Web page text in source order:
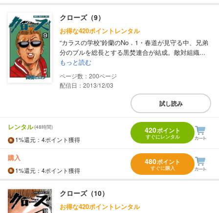
クローズ（9）
お得な420ポイントレンタル
“カラスの学校”鈴蘭のNo．1・春道が見守る中、兄弟
分のブルを総長とする黒焚連合が結成。敵対組織...
もっと読む
200
配信日：2013/12/03
試し読み
レンタル(48時間)
1%還元 ：4ポイント獲得
420ポイント
すぐにレンタル
購入
1%還元 ：4ポイント獲得
480ポイント
すぐに購入
クローズ（10）
お得な420ポイントレンタル